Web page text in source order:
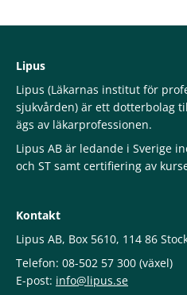
Lipus
Lipus (Läkarnas institut för
sjukvården) är ett dotterbolag
ägs av läkarprofessionen.
Lipus AB är ledande i Sverige
och ST samt certifiering av
Kontakt
Lipus AB, Box 5610, 114 86
Telefon: 08-502 57 300 (växel)
E-post: info@lipus.se